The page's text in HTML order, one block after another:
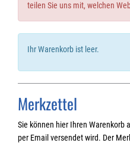
teilen Sie uns mit, welchen
Ihr Warenkorb ist leer.
Merkzettel
Sie können hier Ihren Warenkorb
per Email versendet wird. Der